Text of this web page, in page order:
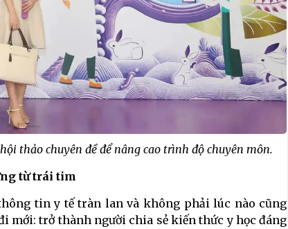
thảo chuyên đề để nâng cao trình độ chuyên môn.
từ trái tim
tin y tế tràn lan và không phải lúc nào cũng
mới: trở thành người chia sẻ kiến thức y học đáng